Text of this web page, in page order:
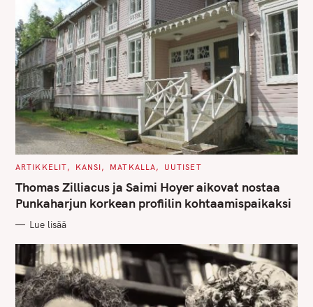
C
T
E
G
O
I
S
ARTIKKELIT KANSI MATKALLA UUTISET
Thomas Zilliacus ja Saimi Hoyer aikovat nostaa
Punkaharjun korkean profiilin kohtaamispaikaksi
Lue lisää